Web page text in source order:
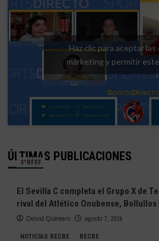
Haz clic para aceptar las
márketing y permitir
ÚLTIMAS PUBLICACIONES
3ªRFEF
El Sevilla C completa el Grupo X de
rival del Atlético Onubense, Bollullos
Deivid Quintero agosto 7, 2026
NOTICIAS RECRE RECRE